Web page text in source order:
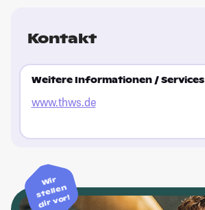
Kontakt
Weitere Informationen / Services
www.thws.de
Wir
stellen
dir vor!